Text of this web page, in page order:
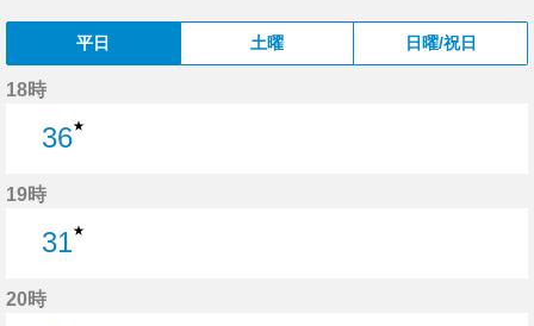
平日 土曜 日曜/祝日
18時
36★
19時
31★
20時